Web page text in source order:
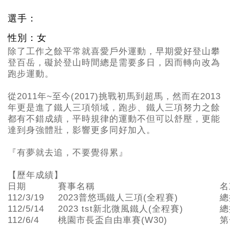
選手：
性別：女
除了工作之餘平常就喜愛戶外運動，早期愛好登山攀
登百岳，礙於登山時間總是需要多日，因而轉向改為
跑步運動。
從2011年~至今(2017)挑戰初馬到超馬，然而在2013
年更是進了鐵人三項領域，跑步、鐵人三項努力之餘
都有不錯成績，平時規律的運動不但可以舒壓，更能
達到身強體壯，影響更多同好加入。
『有夢就去追，不要覺得累』
【歷年成績】
日期
賽事名稱
112/3/19
2023普悠瑪鐵人三項(全程賽)
112/5/14
2023 tst新北微風鐵人(全程賽)
112/6/4
桃園市長盃自由車賽(W30)